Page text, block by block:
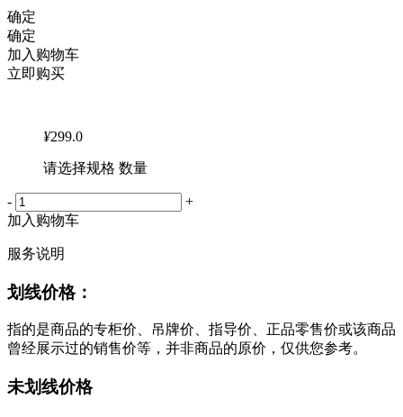
确定
确定
加入购物车
立即购买
¥299.0
请选择规格 数量
-
+
加入购物车
服务说明
划线价格：
指的是商品的专柜价、吊牌价、指导价、正品零售价或该商品
曾经展示过的销售价等，并非商品的原价，仅供您参考。
未划线价格